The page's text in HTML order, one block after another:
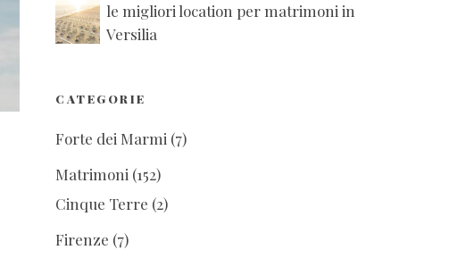
le migliori location per matrimoni in
Versilia
CATEGORIE
Forte dei Marmi (7)
Matrimoni (152)
Cinque Terre (2)
Firenze (7)